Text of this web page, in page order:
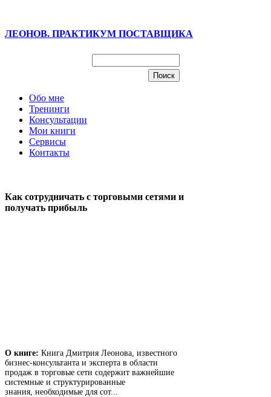
ЛЕОНОВ. ПРАКТИКУМ ПОСТАВЩИКА
Обо мне
Тренинги
Консультации
Мои книги
Сервисы
Контакты
Как сотрудничать с торговыми сетями и
получать прибыль
О книге: Книга Дмитрия Леонова, известного
бизнес-консультанта и эксперта в области
продаж в торговые сети содержит важнейшие
системные и структурированные
знания, необходимые для сот...